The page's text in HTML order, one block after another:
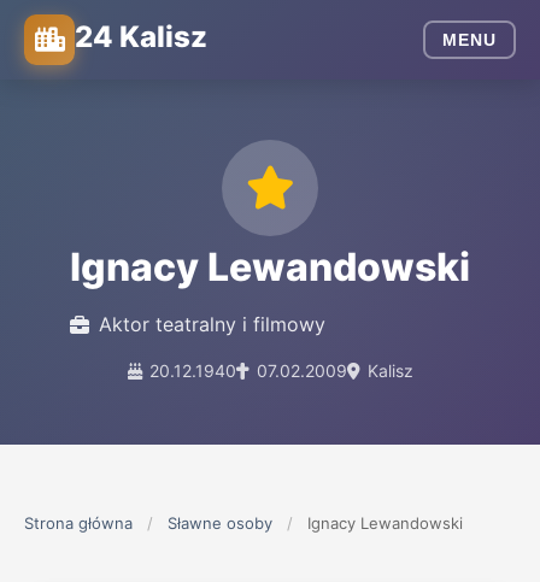
24 Kalisz MENU
Ignacy Lewandowski
Aktor teatralny i filmowy
20.12.1940 07.02.2009 Kalisz
Strona główna / Sławne osoby / Ignacy Lewandowski